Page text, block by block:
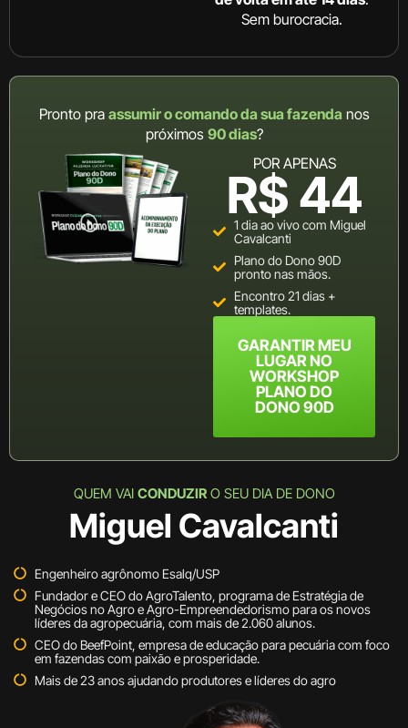
Sem burocracia.
Pronto pra assumir o comando da sua fazenda nos
próximos 90 dias?
POR APENAS
R$ 44
1 dia ao vivo com Miguel
Cavalcanti
Plano do Dono 90D
pronto nas mãos.
Encontro 21 dias +
templates.
GARANTIR MEU
LUGAR NO
WORKSHOP
PLANO DO
DONO 90D
QUEM VAI CONDUZIRO SEU DIA DE DONO
Miguel Cavalcanti
Engenheiro agrônomo Esalq/USP
Fundador e CEO do AgroTalento, programa de Estratégia de
Negócios no Agro e Agro-Empreendedorismo para os novos
líderes da agropecuária, com mais de 2.060 alunos.
CEO do BeefPoint, empresa de educação para pecuária com foco
em fazendas com paixão e prosperidade.
Mais de 23 anos ajudando produtores e líderes do agro